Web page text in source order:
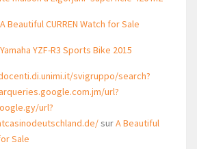
A Beautiful CURREN Watch for Sale
Yamaha YZF-R3 Sports Bike 2015
svigruppo/search?
url?
url?
surA Beautiful
Sale